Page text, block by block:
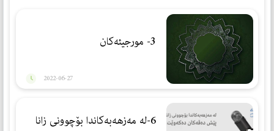
3- مورجیئەكان
2022-06-27
6-لە مەزهەبەكاندا بۆچوونی زانا